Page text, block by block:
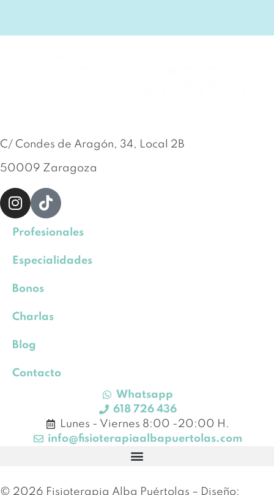
C/ Condes de Aragón, 34, Local 2B
50009 Zaragoza
Profesionales
Especialidades
Bonos
Charlas
Blog
Contacto
Whatsapp
618 726 436
Lunes - Viernes 8:00 -20:00 H.
info@fisioterapiaalbapuertolas.com
© 2026 Fisioterapia Alba Puértolas – Diseño: